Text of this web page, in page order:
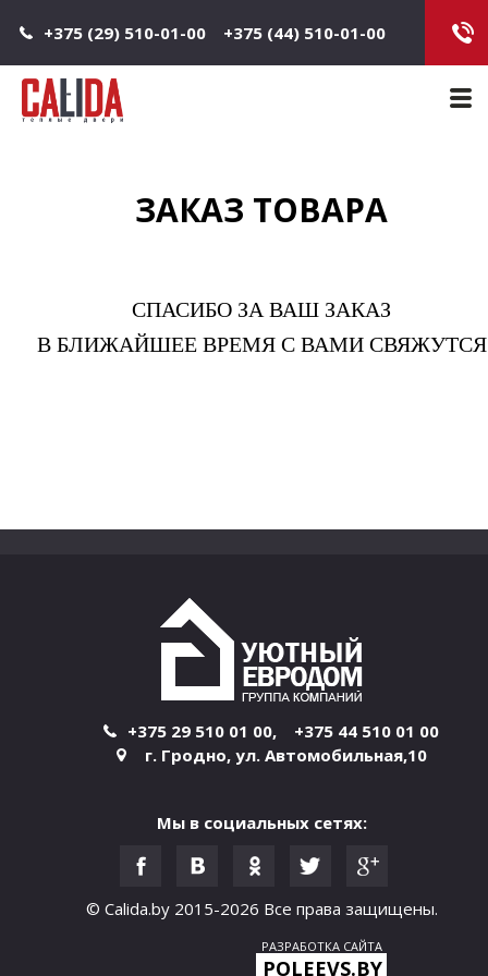
+375 (29) 510-01-00
+375 (44) 510-01-00
ЗАКАЗ ТОВАРА
СПАСИБО ЗА ВАШ ЗАКАЗ
В БЛИЖАЙШЕЕ ВРЕМЯ С ВАМИ СВЯЖУТСЯ
+375 29 510 01 00, +375 44 510 01 00
г. Гродно, ул. Автомобильная,10
Мы в социальных сетях:
© Calida.by 2015-2026 Все права защищены.
РАЗРАБОТКА САЙТА
POLEEVS.BY